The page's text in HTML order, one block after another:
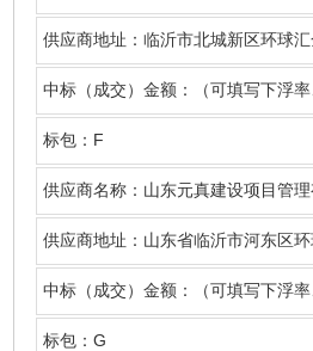
供应商地址：临沂市北城新区环球
中标（成交）金额：（可填写下浮率
标包： F
供应商名称：山东元真建设项目管理
供应商地址：山东省临沂市河东区
中标（成交）金额：（可填写下浮率
标包： G